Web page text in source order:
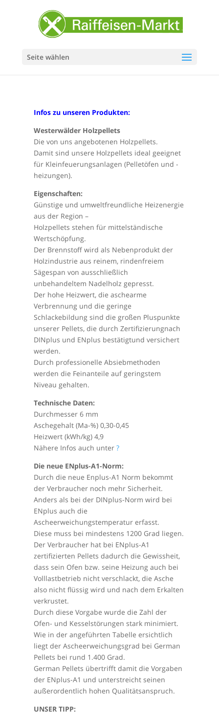
Seite wählen
Infos zu unseren Produkten:
Westerwälder Holzpellets
Die von uns angebotenen Holzpellets.
Damit sind unsere Holzpellets ideal geeignet
für Kleinfeuerungsanlagen (Pelletöfen und -
heizungen).
Eigenschaften:
Günstige und umweltfreundliche Heizenergie
aus der Region –
Holzpellets stehen für mittelständische
Wertschöpfung.
Der Brennstoff wird als Nebenprodukt der
Holzindustrie aus reinem, rindenfreiem
Sägespan von ausschließlich
unbehandeltem Nadelholz gepresst.
Der hohe Heizwert, die aschearme
Verbrennung und die geringe
Schlackebildung sind die großen Pluspunkte
unserer Pellets, die durch Zertifizierungnach
DINplus und ENplus bestätigtund versichert
werden.
Durch professionelle Absiebmethoden
werden die Feinanteile auf geringstem
Niveau gehalten.
Technische Daten:
Durchmesser 6 mm
Aschegehalt (Ma-%) 0,30-0,45
Heizwert (kWh/kg) 4,9
Nähere Infos auch unter ?
Die neue ENplus-A1-Norm:
Durch die neue Enplus-A1 Norm bekommt
der Verbraucher noch mehr Sicherheit.
Anders als bei der DINplus-Norm wird bei
ENplus auch die
Ascheerweichungstemperatur erfasst.
Diese muss bei mindestens 1200 Grad liegen.
Der Verbraucher hat bei ENplus-A1
zertifizierten Pellets dadurch die Gewissheit,
dass sein Ofen bzw. seine Heizung auch bei
Volllastbetrieb nicht verschlackt, die Asche
also nicht flüssig wird und nach dem Erkalten
verkrustet.
Durch diese Vorgabe wurde die Zahl der
Ofen- und Kesselstörungen stark minimiert.
Wie in der angeführten Tabelle ersichtlich
liegt der Ascheerweichungsgrad bei German
Pellets bei rund 1.400 Grad.
German Pellets übertrifft damit die Vorgaben
der ENplus-A1 und unterstreicht seinen
außerordentlich hohen Qualitätsanspruch.
UNSER TIPP: